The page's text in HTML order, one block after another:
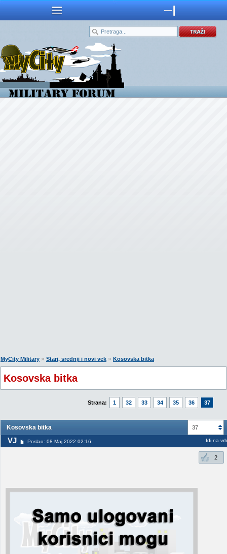
MyCity Military » Stari, srednji i novi vek » Kosovska bitka
Kosovska bitka
Strana: 1 32 33 34 35 36 37
37
Kosovska bitka
VJ Poslao: 08 Maj 2022 02:16 Idi na vrh
2